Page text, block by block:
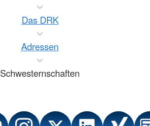
Das DRK
Adressen
Schwesternschaften